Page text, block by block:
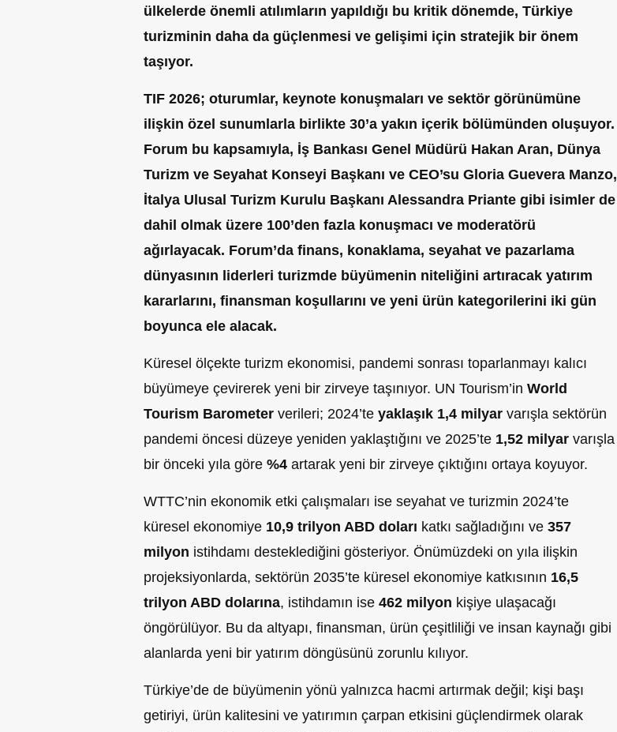
ülkelerde önemli atılımların yapıldığı bu kritik dönemde, Türkiye
turizminin daha da güçlenmesi ve gelişimi için stratejik bir önem
taşıyor.
TIF 2026; oturumlar, keynote konuşmaları ve sektör görünümüne
ilişkin özel sunumlarla birlikte 30’a yakın içerik bölümünden oluşuyor.
Forum bu kapsamıyla, İş Bankası Genel Müdürü Hakan Aran, Dünya
Turizm ve Seyahat Konseyi Başkanı ve CEO’su Gloria Guevera Manzo,
İtalya Ulusal Turizm Kurulu Başkanı Alessandra Priante gibi isimler de
dahil olmak üzere 100’den fazla konuşmacı ve moderatörü
ağırlayacak. Forum’da finans, konaklama, seyahat ve pazarlama
dünyasının liderleri turizmde büyümenin niteliğini artıracak yatırım
kararlarını, finansman koşullarını ve yeni ürün kategorilerini iki gün
boyunca ele alacak.
Küresel ölçekte turizm ekonomisi, pandemi sonrası toparlanmayı kalıcı
büyümeye çevirerek yeni bir zirveye taşınıyor. UN Tourism’in World
Tourism Barometer verileri; 2024’te yaklaşık 1,4 milyar varışla sektörün
pandemi öncesi düzeye yeniden yaklaştığını ve 2025’te 1,52 milyar varışla
bir önceki yıla göre %4 artarak yeni bir zirveye çıktığını ortaya koyuyor.
WTTC’nin ekonomik etki çalışmaları ise seyahat ve turizmin 2024’te
küresel ekonomiye 10,9 trilyon ABD doları katkı sağladığını ve 357
milyon istihdamı desteklediğini gösteriyor. Önümüzdeki on yıla ilişkin
projeksiyonlarda, sektörün 2035’te küresel ekonomiye katkısının 16,5
trilyon ABD dolarına, istihdamın ise 462 milyon kişiye ulaşacağı
öngörülüyor. Bu da altyapı, finansman, ürün çeşitliliği ve insan kaynağı gibi
alanlarda yeni bir yatırım döngüsünü zorunlu kılıyor.
Türkiye’de de büyümenin yönü yalnızca hacmi artırmak değil; kişi başı
getiriyi, ürün kalitesini ve yatırımın çarpan etkisini güçlendirmek olarak